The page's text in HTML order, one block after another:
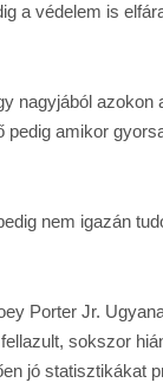
védelem is
amikor
nem igazán
Porter Jr.
sokszor
jó